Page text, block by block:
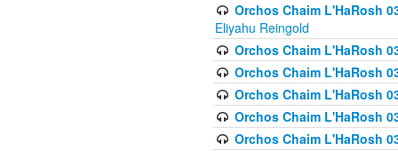
Orchos Chaim L'HaRosh
Eliyahu Reingold
Orchos Chaim L'HaRosh
Orchos Chaim L'HaRosh
Orchos Chaim L'HaRosh
Orchos Chaim L'HaRosh
Orchos Chaim L'HaRosh